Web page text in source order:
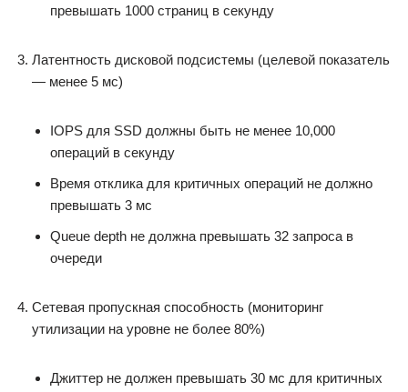
превышать 1000 страниц в секунду
Латентность дисковой подсистемы (целевой показатель
— менее 5 мс)
IOPS для SSD должны быть не менее 10,000
операций в секунду
Время отклика для критичных операций не должно
превышать 3 мс
Queue depth не должна превышать 32 запроса в
очереди
Сетевая пропускная способность (мониторинг
утилизации на уровне не более 80%)
Джиттер не должен превышать 30 мс для критичных